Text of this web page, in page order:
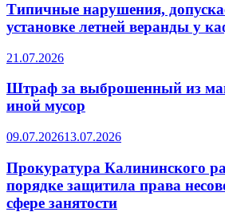
Типичные нарушения,
установке летней веранды у
21.07.2026
Штраф за выброшенный из
иной мусор
09.07.202613.07.2026
Прокуратура Калининского
порядке защитила права
сфере занятости